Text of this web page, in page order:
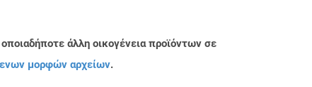
άλλη οικογένεια προϊόντων σε
μορφών αρχείων.